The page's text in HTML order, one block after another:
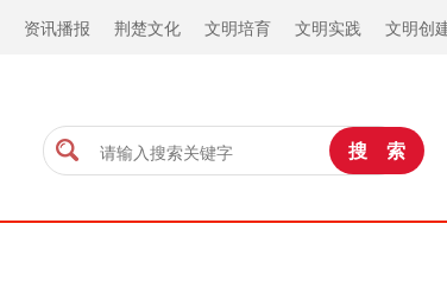
资讯播报 荆楚文化 文明培育 文明实践 文明创